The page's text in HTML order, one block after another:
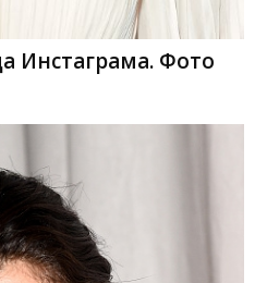
Инстаграма. Фото